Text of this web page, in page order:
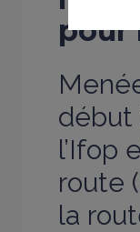
pour
début
l’Ifop
route
la